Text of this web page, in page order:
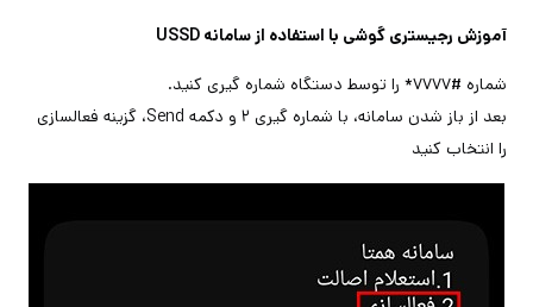
آموزش رجیستری گوشی با استفاده از سامانه USSD
شماره #۷۷۷۷* را توسط دستگاه شماره گیری کنید.
بعد از باز شدن سامانه، با شماره گیری ۲ و دکمه Send، گزینه فعالسازی
را انتخاب کنید